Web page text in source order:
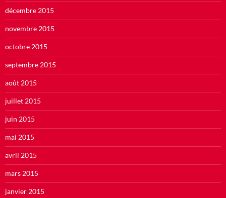
décembre 2015
novembre 2015
octobre 2015
septembre 2015
août 2015
juillet 2015
juin 2015
mai 2015
avril 2015
mars 2015
janvier 2015